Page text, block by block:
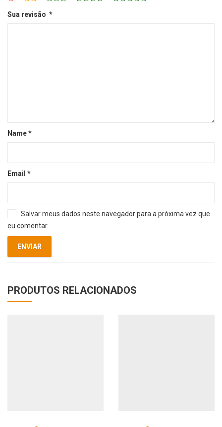
Sua revisão *
Name*
Email *
Salvar meus dados neste navegador para a próxima vez que
eu comentar.
PRODUTOS RELACIONADOS